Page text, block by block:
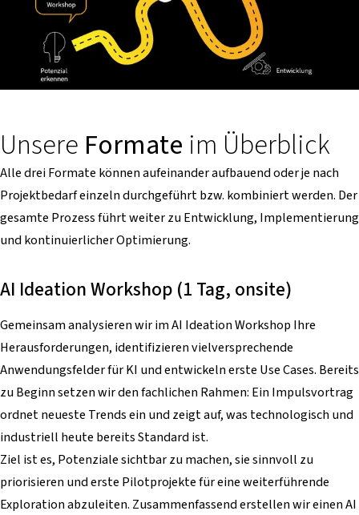
Unsere Formate im Überblick
Alle drei Formate können aufeinander aufbauend oder je nach
Projektbedarf einzeln durchgeführt bzw. kombiniert werden. Der
gesamte Prozess führt weiter zu Entwicklung, Implementierung
und kontinuierlicher Optimierung.
AI Ideation Workshop (1 Tag, onsite)
Gemeinsam analysieren wir im AI Ideation Workshop Ihre
Herausforderungen, identifizieren vielversprechende
Anwendungsfelder für KI und entwickeln erste Use Cases. Bereits
zu Beginn setzen wir den fachlichen Rahmen: Ein Impulsvortrag
ordnet neueste Trends ein und zeigt auf, was technologisch und
industriell heute bereits Standard ist.
Ziel ist es, Potenziale sichtbar zu machen, sie sinnvoll zu
priorisieren und erste Pilotprojekte für eine weiterführende
Exploration abzuleiten. Zusammenfassend erstellen wir einen AI